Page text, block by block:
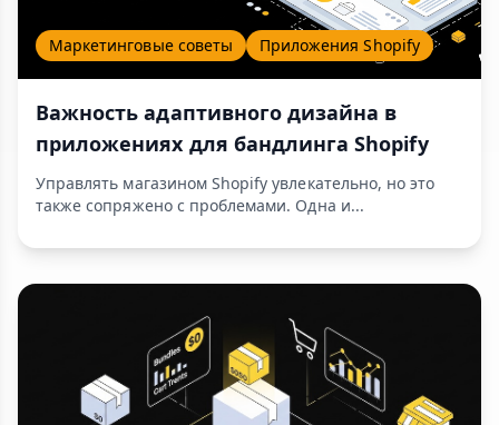
Маркетинговые советы Приложения Shopify
Важность адаптивного дизайна в
приложениях для бандлинга Shopify
Управлять магазином Shopify увлекательно, но это
также сопряжено с проблемами. Одна и...